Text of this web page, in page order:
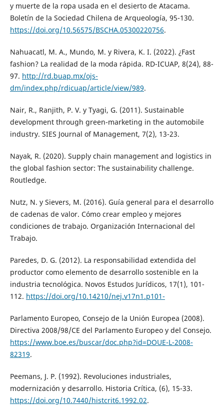
y muerte de la ropa usada en el desierto de Atacama.
Boletín de la Sociedad Chilena de Arqueología, 95-130.
https://doi.org/10.56575/BSCHA.05300220756.
Nahuacatl, M. A., Mundo, M. y Rivera, K. I. (2022). ¿Fast
fashion? La realidad de la moda rápida. RD-ICUAP, 8(24), 88-
97. http://rd.buap.mx/ojs-
dm/index.php/rdicuap/article/view/989.
Nair, R., Ranjith, P. V. y Tyagi, G. (2011). Sustainable
development through green-marketing in the automobile
industry. SIES Journal of Management, 7(2), 13-23.
Nayak, R. (2020). Supply chain management and logistics in
the global fashion sector: The sustainability challenge.
Routledge.
Nutz, N. y Sievers, M. (2016). Guía general para el desarrollo
de cadenas de valor. Cómo crear empleo y mejores
condiciones de trabajo. Organización Internacional del
Trabajo.
Paredes, D. G. (2012). La responsabilidad extendida del
productor como elemento de desarrollo sostenible en la
industria tecnológica. Novos Estudos Jurídicos, 17(1), 101-
112. https://doi.org/10.14210/nej.v17n1.p101-
Parlamento Europeo, Consejo de la Unión Europea (2008).
Directiva 2008/98/CE del Parlamento Europeo y del Consejo.
https://www.boe.es/buscar/doc.php?id=DOUE-L-2008-
82319.
Peemans, J. P. (1992). Revoluciones industriales,
modernización y desarrollo. Historia Crítica, (6), 15-33.
https://doi.org/10.7440/histcrit6.1992.02.